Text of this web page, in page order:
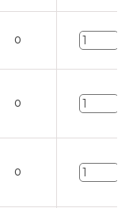
0
0
0